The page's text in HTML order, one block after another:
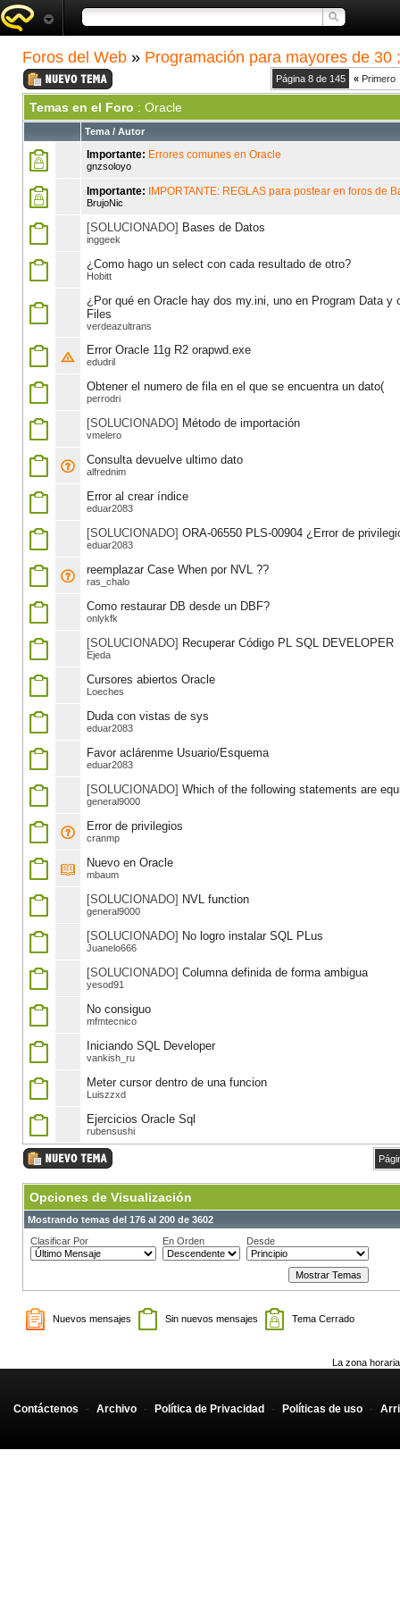
Foros del Web » Programación para mayores de 30
Página 8 de 145 « Primero
Temas en el Foro : Oracle
Tema / Autor
Importante: Errores comunes en Oracle
gnzsoloyo
Importante: IMPORTANTE: REGLAS para postear en foros de
BrujoNic
[SOLUCIONADO] Bases de Datos
inggeek
¿Como hago un select con cada resultado de otro?
Hobitt
¿Por qué en Oracle hay dos my.ini, uno en Program Data y
Files
verdeazultrans
Error Oracle 11g R2 orapwd.exe
edudril
Obtener el numero de fila en el que se encuentra un dato(
perrodri
[SOLUCIONADO] Método de importación
vmelero
Consulta devuelve ultimo dato
alfrednim
Error al crear índice
eduar2083
[SOLUCIONADO] ORA-06550 PLS-00904 ¿Error de
eduar2083
reemplazar Case When por NVL ??
ras_chalo
Como restaurar DB desde un DBF?
onlykfk
[SOLUCIONADO] Recuperar Código PL SQL DEVELOPER
Ejeda
Cursores abiertos Oracle
Loeches
Duda con vistas de sys
eduar2083
Favor aclárenme Usuario/Esquema
eduar2083
[SOLUCIONADO] Which of the following statements are
general9000
Error de privilegios
cranmp
Nuevo en Oracle
mbaum
[SOLUCIONADO] NVL function
general9000
[SOLUCIONADO] No logro instalar SQL PLus
Juanelo666
[SOLUCIONADO] Columna definida de forma ambigua
yesod91
No consiguo
mfmtecnico
Iniciando SQL Developer
vankish_ru
Meter cursor dentro de una funcion
Luiszzxd
Ejercicios Oracle Sql
rubensushi
Opciones de Visualización
Mostrando temas del 176 al 200 de 3602
Clasificar Por
En Orden Desde
Nuevos mensajes Sin nuevos mensajes Tema Cerrado
La zona
Contáctenos - Archivo - Política de Privacidad - Políticas de uso -